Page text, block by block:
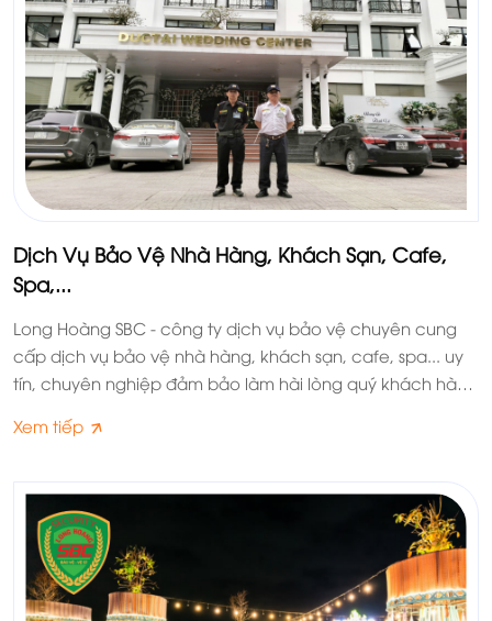
Dịch Vụ Bảo Vệ Nhà Hàng, Khách Sạn, Cafe,
Spa,...
Long Hoàng SBC - công ty dịch vụ bảo vệ chuyên cung
cấp dịch vụ bảo vệ nhà hàng, khách sạn, cafe, spa... uy
tín, chuyên nghiệp đảm bảo làm hài lòng quý khách hàng
Xem tiếp